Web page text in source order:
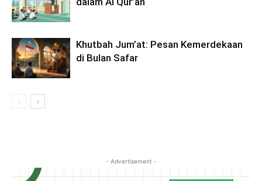
Khutbah Jum’at: Pesan Kemerdekaan
di Bulan Safar
- Advertisement -